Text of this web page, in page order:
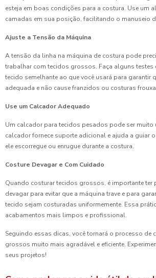
esteja em boas condições para a costura. Use um
camadas em sua posição, facilitando o manuseio
Ajuste a Tensão da Máquina
A tensão da linha na máquina de costura pode
trabalhar com tecidos grossos. Faça alguns testes
tecido semelhante ao que você usará para garantir
adequada e não cause franzidos ou costuras
Use um Calcador Adequado
Um calcador para tecidos pesados pode ser muito
calcador fornece suporte adicional e ajuda a guiar
ele escorregue ou enrugue durante a costura.
Costure Devagar e Com Cuidado
Quando costurar tecidos grossos, é importante ter
devagar para evitar que a máquina trave e para
tecido sejam costuradas uniformemente. Essa
acabamentos mais limpos e profissional.
Seguindo essas dicas, você tornará o processo de
grossos muito mais agradável e eficiente.
seus projetos!